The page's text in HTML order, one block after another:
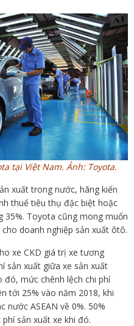
tại Việt Nam. Ảnh: Toyota.
xuất trong nước, hãng kiến
thuế tiêu thụ đặc biệt hoặc
35%. Toyota cũng mong muốn
doanh nghiệp sản xuất ôtô.
xe CKD giá trị xe tương
sản xuất giữa xe sản xuất
đó, mức chênh lệch chi phí
tới 25% vào năm 2018, khi
nước ASEAN về 0%. 50%
sản xuất xe khi đó.